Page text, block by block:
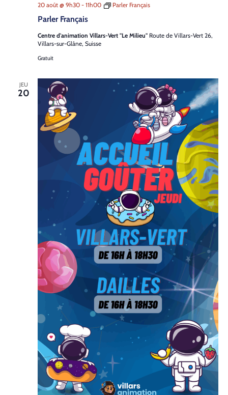
Parler Français
20 août @ 9h30- 11h00 Parler Français
Centre d'animation Villars-Vert "Le Milieu" Route de Villars-Vert 26,
Villars-sur-Glâne, Suisse
Gratuit
JEU
20